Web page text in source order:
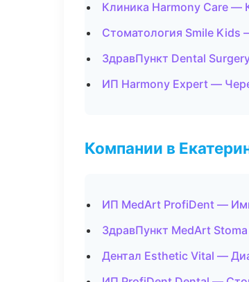
Клиника Harmony Care —
Стоматология Smile Kids
ЗдравПункт Dental
ИП Harmony Expert —
Компании в
ИП MedArt ProfiDent —
ЗдравПункт MedArt
Дентал Esthetic Vital —